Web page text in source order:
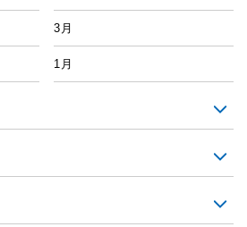
3月
1月